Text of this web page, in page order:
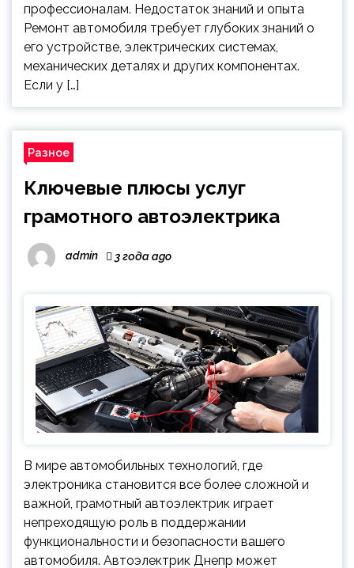
профессионалам. Недостаток знаний и опыта
Ремонт автомобиля требует глубоких знаний о
его устройстве, электрических системах,
механических деталях и других компонентах.
Если у […]
Разное
Ключевые плюсы услуг
грамотного автоэлектрика
admin 3 года ago
В мире автомобильных технологий, где
электроника становится все более сложной и
важной, грамотный автоэлектрик играет
непреходящую роль в поддержании
функциональности и безопасности вашего
автомобиля. Автоэлектрик Днепр может